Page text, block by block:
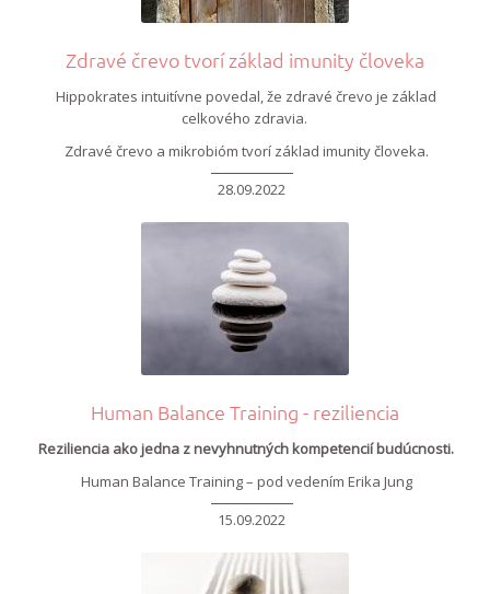
Zdravé črevo tvorí základ imunity človeka
Hippokrates intuitívne povedal, že zdravé črevo je základ
celkového zdravia.
Zdravé črevo a mikrobióm tvorí základ imunity človeka.
28.09.2022
Human Balance Training - reziliencia
Reziliencia ako jedna z nevyhnutných kompetencií budúcnosti.
Human Balance Training – pod vedením Erika Jung
15.09.2022